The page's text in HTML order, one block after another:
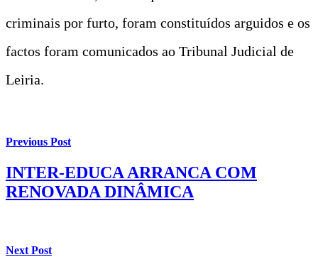
criminais por furto, foram constituídos arguidos e os
factos foram comunicados ao Tribunal Judicial de
Leiria.
Previous Post
INTER-EDUCA ARRANCA COM
RENOVADA DINÂMICA
Next Post